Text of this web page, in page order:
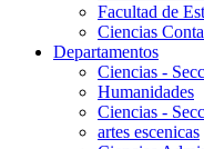
Facultad de
Ciencias
Departamentos
Ciencias -
Humanidades
Ciencias -
artes escenicas